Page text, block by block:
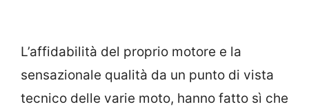
L’affidabilità del proprio motore e la
sensazionale qualità da un punto di vista
tecnico delle varie moto, hanno fatto sì che